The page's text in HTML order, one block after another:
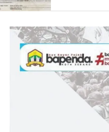
Kabiddokkes Polda Banten
mengatakan, berdasarkan
antemortem dari keluarga
Banten dan tim Forensik RS